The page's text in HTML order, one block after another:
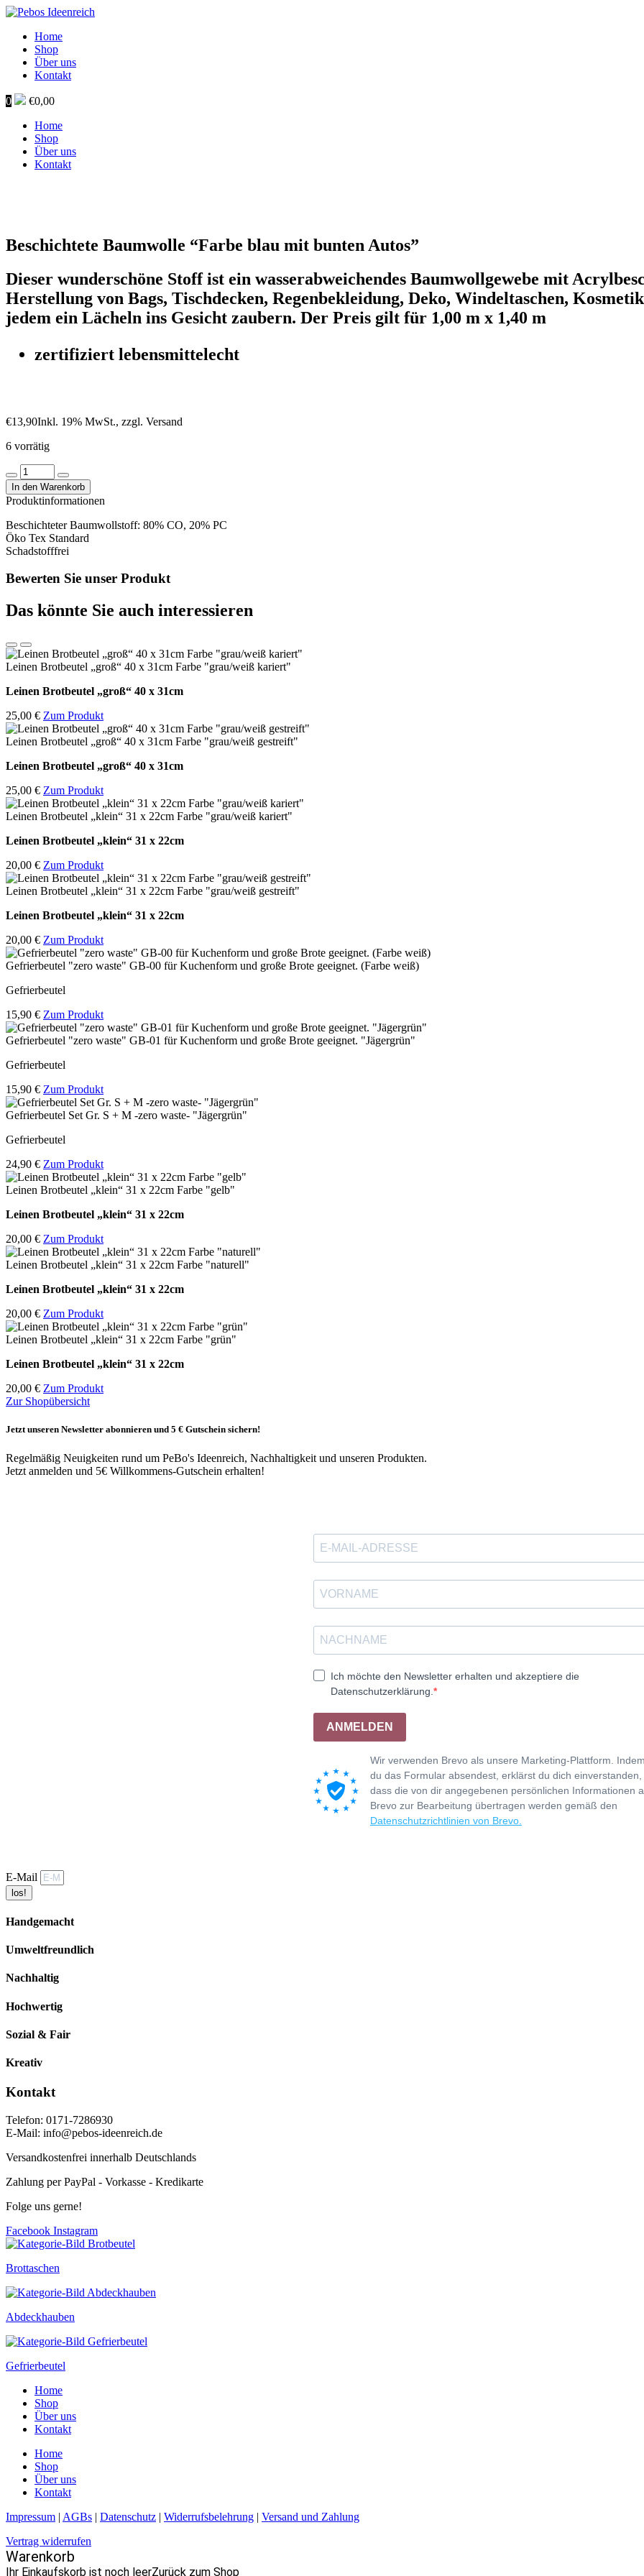
Home
Shop
Über uns
Kontakt
0 €0,00
Home
Shop
Über uns
Kontakt
Beschichtete Baumwolle “Farbe blau mit bunten Autos”
Dieser wunderschöne Stoff ist ein wasserabweichendes Baumwollgewebe mit
Herstellung von Bags, Tischdecken, Regenbekleidung, Deko, Windeltaschen,
jedem ein Lächeln ins Gesicht zaubern. Der Preis gilt für 1,00 m x 1,40 m
zertifiziert lebensmittelecht
€13,90Inkl. 19% MwSt., zzgl. Versand
6 vorrätig
Beschichtete
Baumwolle
"Farbe
blau
mit
bunten
Autos"
In den Warenkorb
Produktinformationen
Beschichteter Baumwollstoff: 80% CO, 20% PC
Öko Tex Standard
Schadstofffrei
Bewerten Sie unser Produkt
Das könnte Sie auch interessieren
Leinen Brotbeutel „groß“ 40 x 31cm Farbe "grau/weiß kariert"
Leinen Brotbeutel „groß“ 40 x 31cm
25,00 € Zum Produkt
Leinen Brotbeutel „groß“ 40 x 31cm Farbe "grau/weiß gestreift"
Leinen Brotbeutel „groß“ 40 x 31cm
25,00 € Zum Produkt
Leinen Brotbeutel „klein“ 31 x 22cm Farbe "grau/weiß kariert"
Leinen Brotbeutel „klein“ 31 x 22cm
20,00 € Zum Produkt
Leinen Brotbeutel „klein“ 31 x 22cm Farbe "grau/weiß gestreift"
Leinen Brotbeutel „klein“ 31 x 22cm
20,00 € Zum Produkt
Gefrierbeutel "zero waste" GB-00 für Kuchenform und große Brote geeignet. (Farbe weiß)
Gefrierbeutel
15,90 € Zum Produkt
Gefrierbeutel "zero waste" GB-01 für Kuchenform und große Brote geeignet. "Jägergrün"
Gefrierbeutel
15,90 € Zum Produkt
Gefrierbeutel Set Gr. S + M -zero waste- "Jägergrün"
Gefrierbeutel
24,90 € Zum Produkt
Leinen Brotbeutel „klein“ 31 x 22cm Farbe "gelb"
Leinen Brotbeutel „klein“ 31 x 22cm
20,00 € Zum Produkt
Leinen Brotbeutel „klein“ 31 x 22cm Farbe "naturell"
Leinen Brotbeutel „klein“ 31 x 22cm
20,00 € Zum Produkt
Leinen Brotbeutel „klein“ 31 x 22cm Farbe "grün"
Leinen Brotbeutel „klein“ 31 x 22cm
20,00 € Zum Produkt
Zur Shopübersicht
Jetzt unseren Newsletter abonnieren und 5 € Gutschein sichern!
Regelmäßig Neuigkeiten rund um PeBo's Ideenreich, Nachhaltigkeit und unseren Produkten.
Jetzt anmelden und 5€ Willkommens-Gutschein erhalten!
Ich möchte den Newsletter erhalten und akzeptiere die
Datenschutzerklärung.
ANMELDEN
Wir verwenden Brevo als unsere Marketing-Plattform.
du das Formular absendest, erklärst du dich einverstanden,
dass die von dir angegebenen persönlichen Informationen
Brevo zur Bearbeitung übertragen werden gemäß den
Datenschutzrichtlinien von Brevo.
E-Mail
los!
Handgemacht
Umweltfreundlich
Nachhaltig
Hochwertig
Sozial & Fair
Kreativ
Kontakt
Telefon: 0171-7286930
E-Mail: info@pebos-ideenreich.de
Versandkostenfrei innerhalb Deutschlands
Zahlung per PayPal - Vorkasse - Kredikarte
Folge uns gerne!
Facebook Instagram
Brottaschen
Abdeckhauben
Gefrierbeutel
Home
Shop
Über uns
Kontakt
Home
Shop
Über uns
Kontakt
Impressum | AGBs | Datenschutz | Widerrufsbelehrung | Versand und Zahlung
Vertrag widerrufen
Warenkorb
Ihr Einkaufskorb ist noch leerZurück zum Shop